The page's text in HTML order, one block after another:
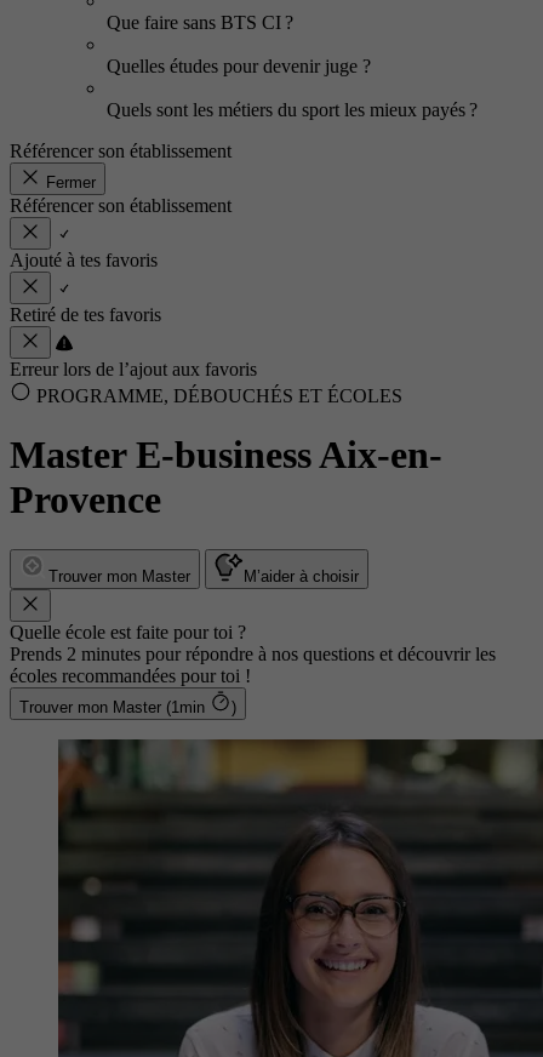
Que faire sans BTS CI ?
Quelles études pour devenir juge ?
Quels sont les métiers du sport les mieux payés ?
Référencer son établissement
Fermer
Référencer son établissement
Ajouté à tes favoris
Retiré de tes favoris
Erreur lors de l’ajout aux favoris
PROGRAMME, DÉBOUCHÉS ET ÉCOLES
Master E-business Aix-en-
Provence
Trouver mon Master M’aider à choisir
Quelle école est faite pour toi ?
Prends 2 minutes pour répondre à nos questions et découvrir les
écoles recommandées pour toi !
Trouver mon Master (1min )